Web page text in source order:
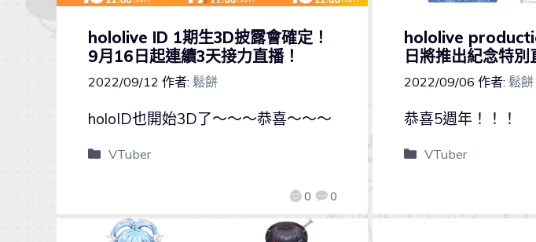
hololive ID 1期生3D披露會確定！
9月16日起連續3天接力直播！
2022/09/12 作者: 鬆餅
0 0
holoID也開始3D了～～～恭喜～～～
VTuber
hololive
日將推出紀念特別
2022/09/06 作者: 鬆餅
恭喜5週年！！！
VTuber